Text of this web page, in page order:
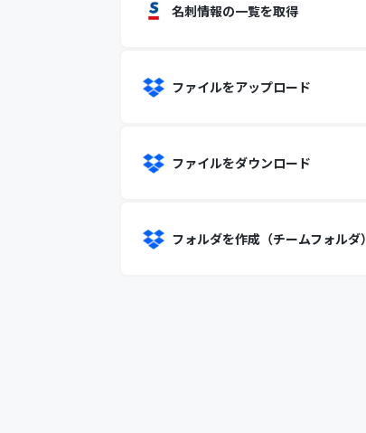
名刺情報の一覧を取得
ファイルをアップロード
ファイルをダウンロード
フォルダを作成（チームフォルダ）